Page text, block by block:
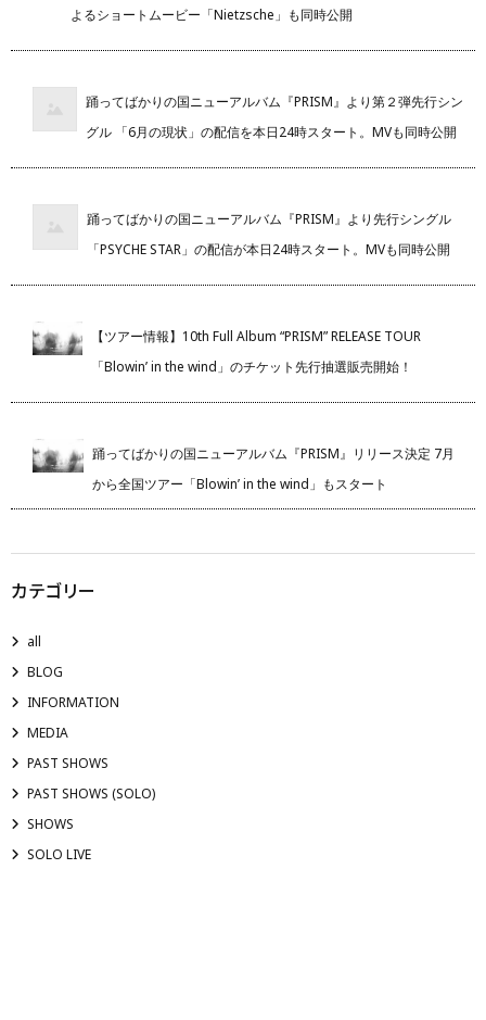
よるショートムービー「Nietzsche」も同時公開
踊ってばかりの国ニューアルバム『PRISM』より第２弾先行シン
グル 「6月の現状」の配信を本日24時スタート。MVも同時公開
踊ってばかりの国ニューアルバム『PRISM』より先行シングル
「PSYCHE STAR」の配信が本日24時スタート。MVも同時公開
【ツアー情報】10th Full Album “PRISM” RELEASE TOUR
「Blowin’ in the wind」のチケット先行抽選販売開始！
踊ってばかりの国ニューアルバム『PRISM』リリース決定 7月
から全国ツアー「Blowin’ in the wind」もスタート
カテゴリー
all
BLOG
INFORMATION
MEDIA
PAST SHOWS
PAST SHOWS (SOLO)
SHOWS
SOLO LIVE